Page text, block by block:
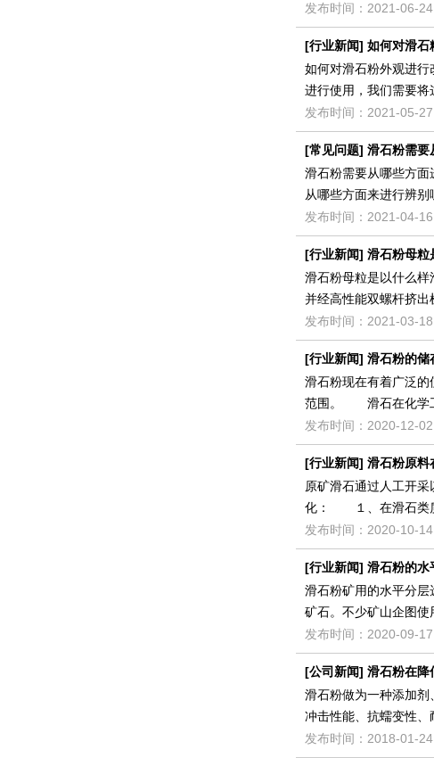
发布时间：2021-06-
[行业新闻] 如何对滑石
如何对滑石粉外观进
进行使用，我们需要
发布时间：2021-05-
[常见问题] 滑石粉需要
滑石粉需要从哪些方
从哪些方面来进行辨
发布时间：2021-04-
[行业新闻] 滑石粉母粒
滑石粉母粒是以什么样
并经高性能双螺杆挤
发布时间：2021-03-
[行业新闻] 滑石粉的储
滑石粉现在有着广泛
范围。 滑石在化学工
发布时间：2020-12-
[行业新闻] 滑石粉原料
原矿滑石通过人工开
化： １、在滑石类质
发布时间：2020-10-
[行业新闻] 滑石粉的水
滑石粉矿用的水平分
矿石。不少矿山企图
发布时间：2020-09-
[公司新闻] 滑石粉在降
滑石粉做为一种添加剂
冲击性能、抗蠕变性
发布时间：2018-01-